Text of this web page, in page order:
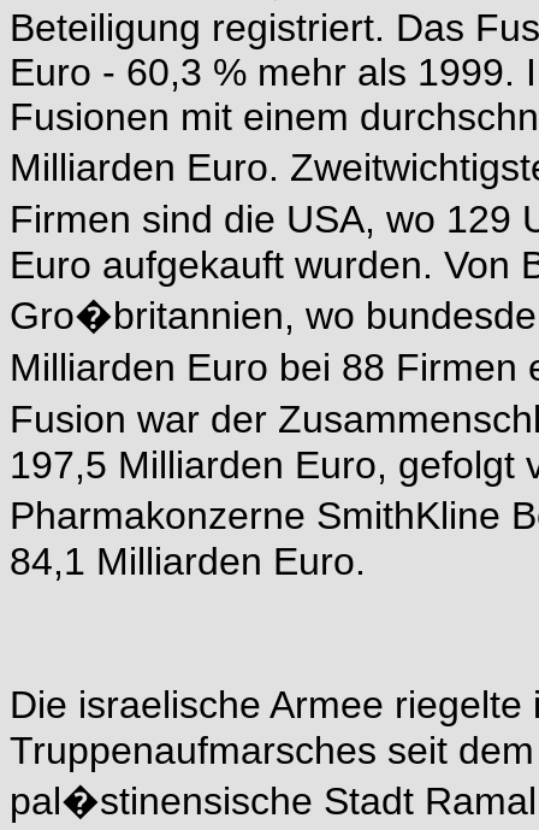
Beteiligung registriert. Das
Euro - 60,3 % mehr als 1999.
Fusionen mit einem
Milliarden Euro.
Firmen sind die USA, wo
Euro aufgekauft wurden. Von
Gro�britannien, wo
Milliarden Euro bei 88
Fusion war der
197,5 Milliarden Euro, gefolgt
Pharmakonzerne SmithKline
84,1 Milliarden Euro.
Die israelische Armee
Truppenaufmarsches seit
pal�stinensische Stadt